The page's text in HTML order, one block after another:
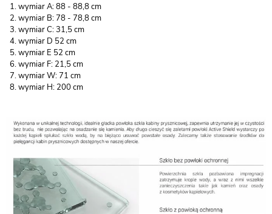
wymiar A: 88 - 88,8 cm
wymiar B: 78 - 78,8 cm
wymiar C: 31,5 cm
wymiar D 52 cm
wymiar E 52 cm
wymiar F: 21,5 cm
wymiar W: 71 cm
wymiar H: 200 cm